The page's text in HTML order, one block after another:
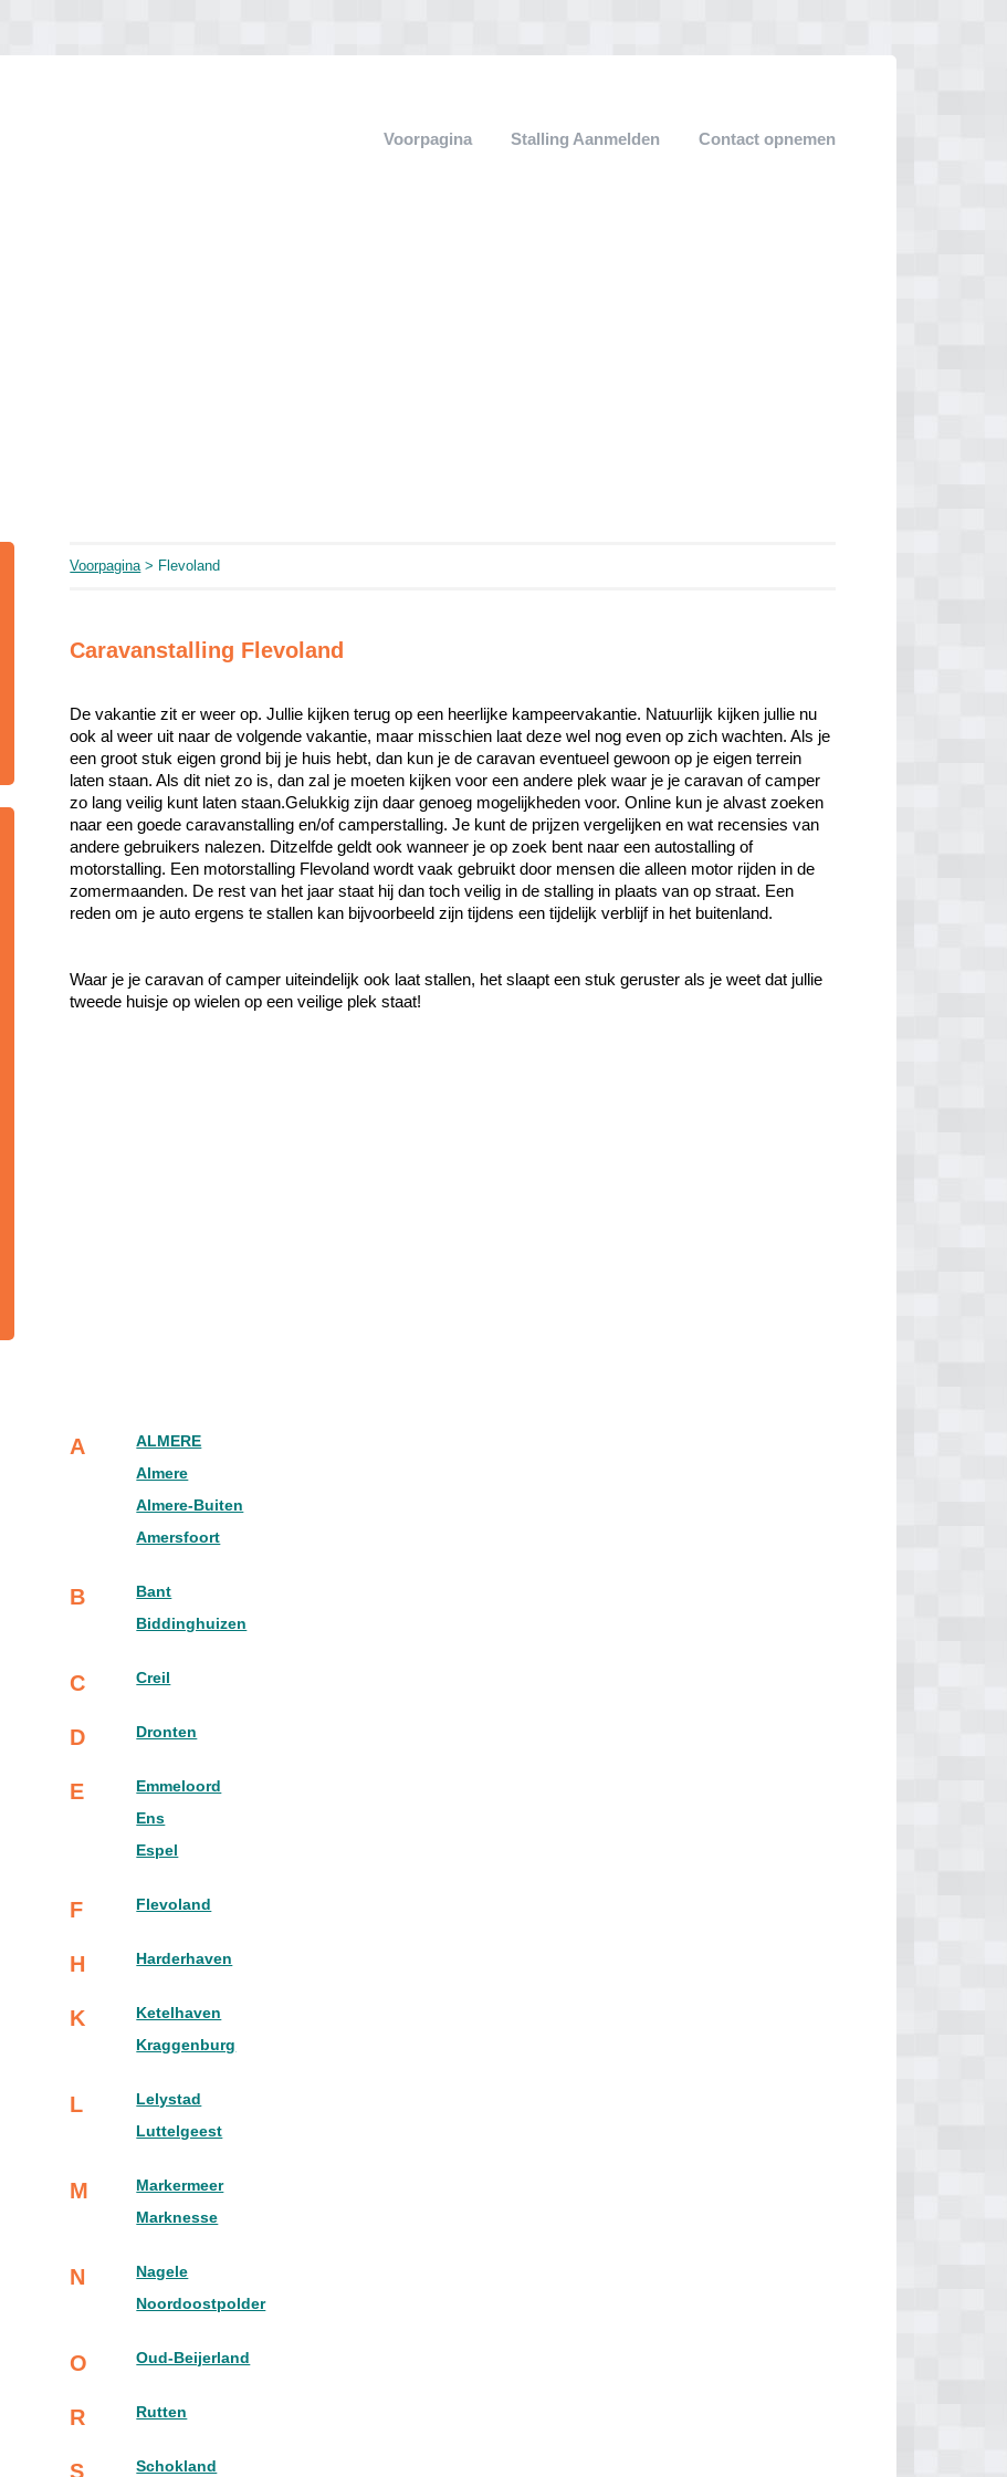
Voorpagina Stalling Aanmelden Contact opnemen
Voorpagina> Flevoland
Caravanstalling Flevoland
De vakantie zit er weer op. Jullie kijken terug op een heerlijke kampeervakantie. Natuurlijk kijken jullie nu
ook al weer uit naar de volgende vakantie, maar misschien laat deze wel nog even op zich wachten. Als je
een groot stuk eigen grond bij je huis hebt, dan kun je de caravan eventueel gewoon op je eigen terrein
laten staan. Als dit niet zo is, dan zal je moeten kijken voor een andere plek waar je je caravan of camper
zo lang veilig kunt laten staan.Gelukkig zijn daar genoeg mogelijkheden voor. Online kun je alvast zoeken
naar een goede caravanstalling en/of camperstalling. Je kunt de prijzen vergelijken en wat recensies van
andere gebruikers nalezen. Ditzelfde geldt ook wanneer je op zoek bent naar een autostalling of
motorstalling. Een motorstalling Flevoland wordt vaak gebruikt door mensen die alleen motor rijden in de
zomermaanden. De rest van het jaar staat hij dan toch veilig in de stalling in plaats van op straat. Een
Waar je je caravan of camper uiteindelijk ook laat stallen, het slaapt een stuk geruster als je weet dat jullie
A
ALMERE
Almere
Almere-Buiten
Amersfoort
B
Bant
Biddinghuizen
C Creil
D Dronten
E
Emmeloord
Ens
Espel
F Flevoland
H Harderhaven
K
Ketelhaven
Kraggenburg
L
Lelystad
Luttelgeest
M
Markermeer
Marknesse
N
Nagele
Noordoostpolder
O Oud-Beijerland
R Rutten
S Schokland